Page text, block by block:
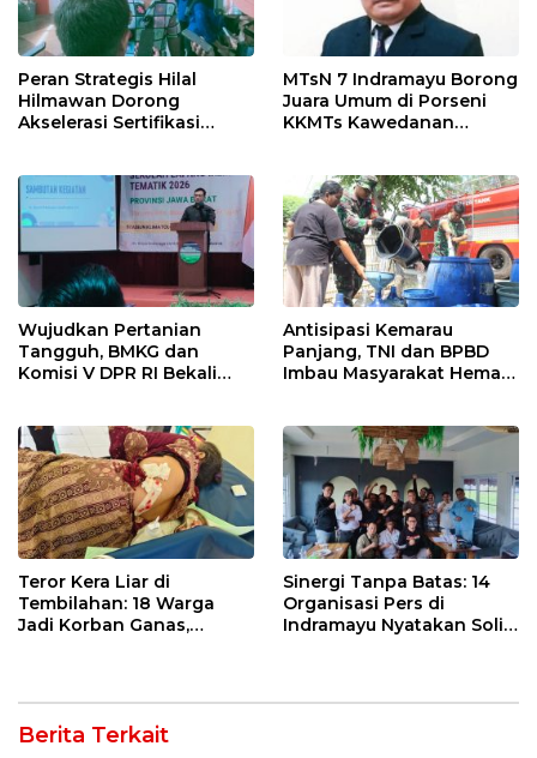
Peran Strategis Hilal
Hilmawan Dorong
Akselerasi Sertifikasi
Indramayu
MTsN 7 Indramayu Borong
Juara Umum di Porseni
KKMTs Kawedanan
Wujudkan Pertanian
Tangguh, BMKG dan
Komisi V DPR RI Bekali
Antisipasi Kemarau
Panjang, TNI dan BPBD
Imbau Masyarakat Hemat
Teror Kera Liar di
Tembilahan: 18 Warga
Jadi Korban Ganas,
Sinergi Tanpa Batas: 14
Organisasi Pers di
Indramayu Nyatakan Solid
Berita Terkait